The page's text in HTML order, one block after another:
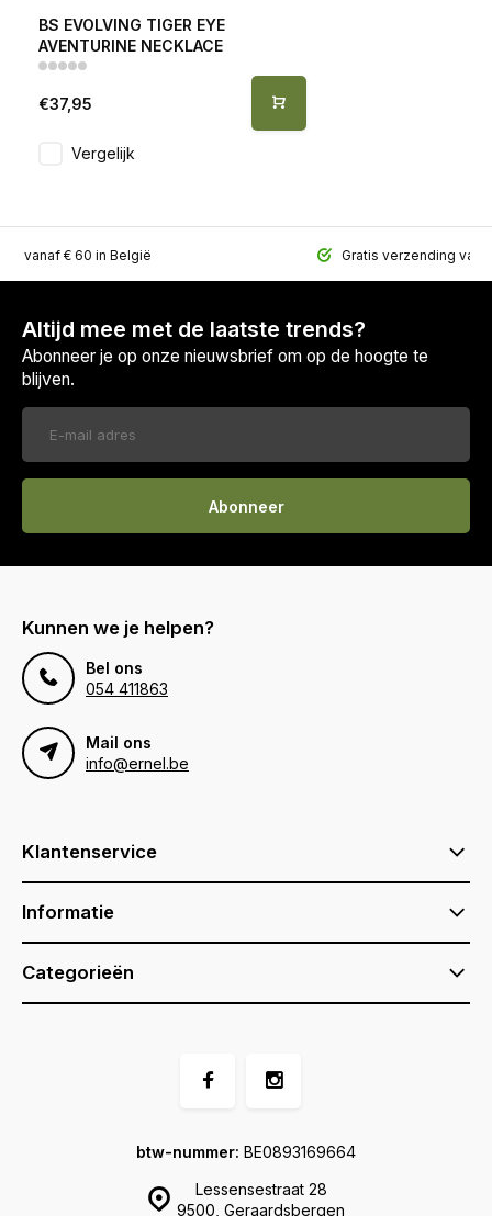
BS EVOLVING TIGER EYE
AVENTURINE NECKLACE
€37,95
Vergelijk
vanaf € 60 in België Gratis verzending
Altijd mee met de laatste trends?
Abonneer je op onze nieuwsbrief om op de hoogte te
blijven.
Abonneer
Kunnen we je helpen?
Bel ons
054 411863
Mail ons
info@ernel.be
Klantenservice
Informatie
Categorieën
Lessensestraat 28
9500, Geraardsbergen
btw-nummer: BE0893169664